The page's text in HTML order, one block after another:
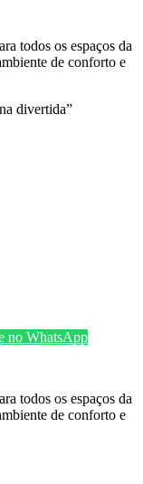
todos os espaços da
de conforto e
divertida”
no WhatsApp
todos os espaços da
de conforto e